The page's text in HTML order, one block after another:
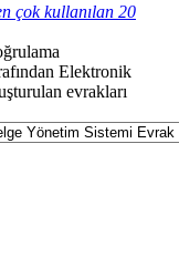
çok kullanılan 20
Elektronik
evrakları